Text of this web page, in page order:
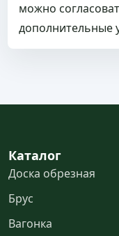
можно
дополнительные
Каталог
Доска обрезная
Брус
Вагонка